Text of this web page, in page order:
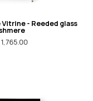
Vitrine - Reeded glass
1,765.00